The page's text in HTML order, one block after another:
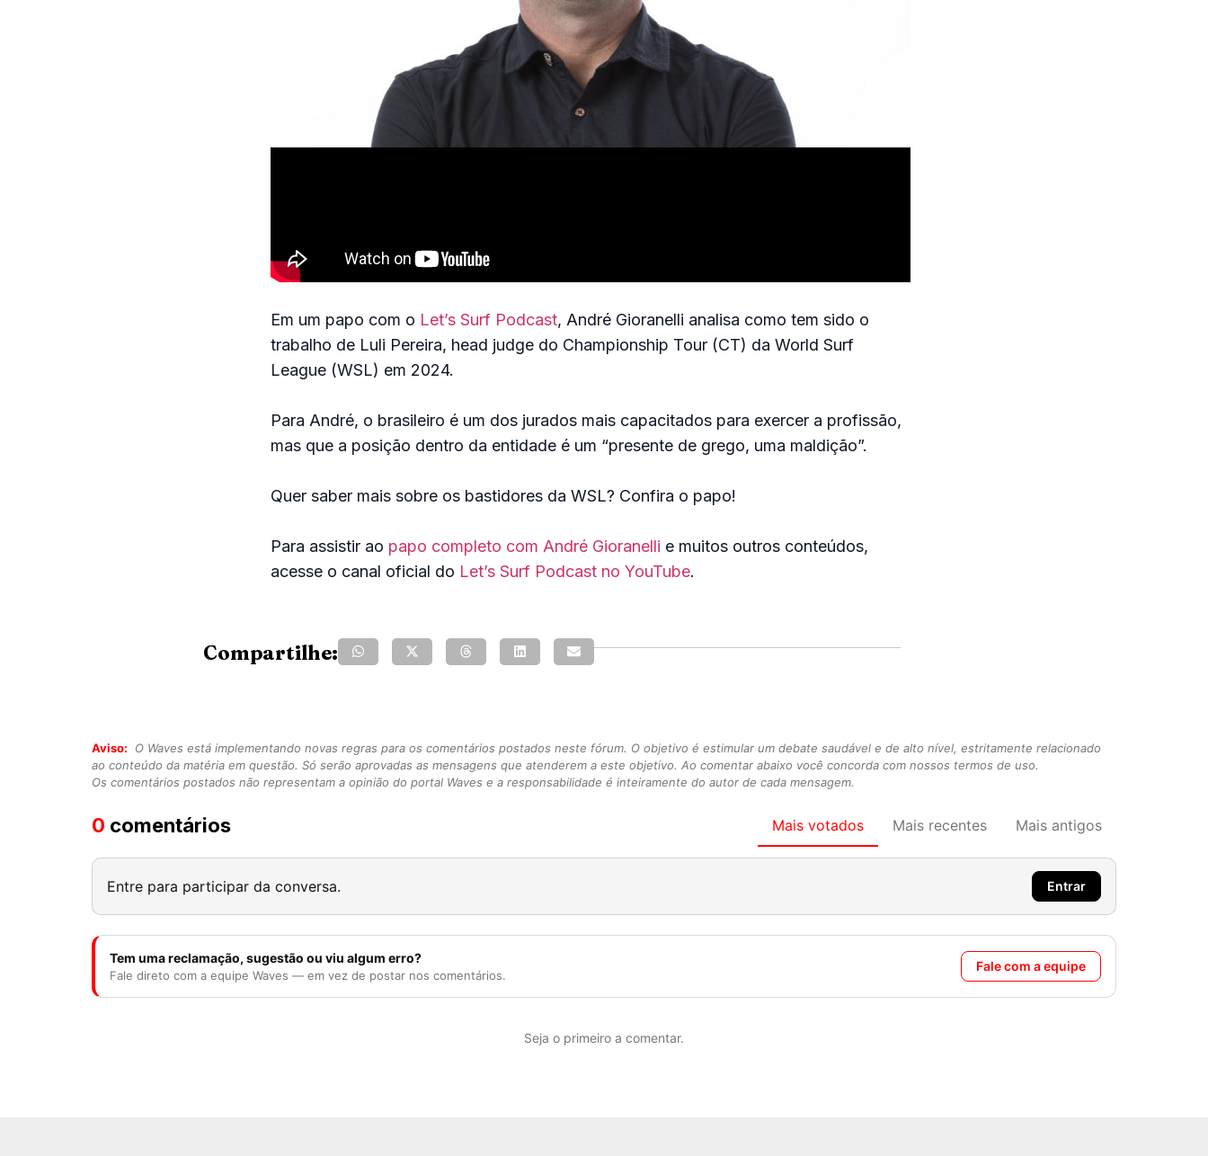
Em um papo com o Let’s Surf Podcast, André Gioranelli analisa como tem sido o
trabalho de Luli Pereira, head judge do Championship Tour (CT) da World Surf
League (WSL) em 2024.
Para André, o brasileiro é um dos jurados mais capacitados para exercer a profissão,
mas que a posição dentro da entidade é um “presente de grego, uma maldição”.
Quer saber mais sobre os bastidores da WSL? Confira o papo!
Para assistir ao papo completo com André Gioranelli e muitos outros conteúdos,
acesse o canal oficial do Let’s Surf Podcast no YouTube.
Compartilhe:
Aviso:
O Waves está implementando novas regras para os comentários postados neste fórum. O objetivo é estimular um debate saudável e de alto nível, estritamente relacionado
ao conteúdo da matéria em questão. Só serão aprovadas as mensagens que atenderem a este objetivo. Ao comentar abaixo você concorda com nossos termos de uso.
Os comentários postados não representam a opinião do portal Waves e a responsabilidade é inteiramente do autor de cada mensagem.
0 comentários Mais votados Mais recentes Mais antigos
Entre para participar da conversa. Entrar
Tem uma reclamação, sugestão ou viu algum erro?
Fale direto com a equipe Waves — em vez de postar nos comentários.
Fale com a equipe
Seja o primeiro a comentar.